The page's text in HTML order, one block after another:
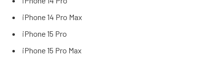
iPhone 14 Pro Max
iPhone 15 Pro
iPhone 15 Pro Max